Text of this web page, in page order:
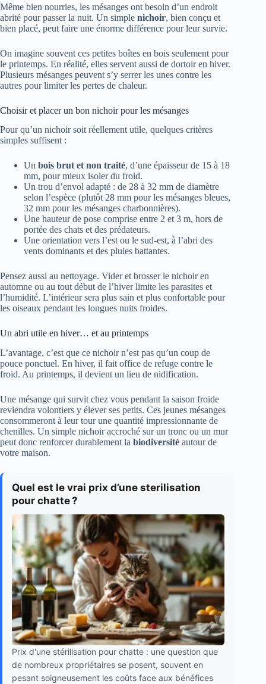
Même bien nourries, les mésanges ont besoin d’un endroit
abrité pour passer la nuit. Un simple nichoir, bien conçu et
bien placé, peut faire une énorme différence pour leur survie.
On imagine souvent ces petites boîtes en bois seulement pour
le printemps. En réalité, elles servent aussi de dortoir en hiver.
Plusieurs mésanges peuvent s’y serrer les unes contre les
autres pour limiter les pertes de chaleur.
Choisir et placer un bon nichoir pour les mésanges
Pour qu’un nichoir soit réellement utile, quelques critères
simples suffisent :
Un bois brut et non traité, d’une épaisseur de 15 à 18
mm, pour mieux isoler du froid.
Un trou d’envol adapté : de 28 à 32 mm de diamètre
selon l’espèce (plutôt 28 mm pour les mésanges bleues,
32 mm pour les mésanges charbonnières).
Une hauteur de pose comprise entre 2 et 3 m, hors de
portée des chats et des prédateurs.
Une orientation vers l’est ou le sud-est, à l’abri des
vents dominants et des pluies battantes.
Pensez aussi au nettoyage. Vider et brosser le nichoir en
automne ou au tout début de l’hiver limite les parasites et
l’humidité. L’intérieur sera plus sain et plus confortable pour
les oiseaux pendant les longues nuits froides.
Un abri utile en hiver… et au printemps
L’avantage, c’est que ce nichoir n’est pas qu’un coup de
pouce ponctuel. En hiver, il fait office de refuge contre le
froid. Au printemps, il devient un lieu de nidification.
Une mésange qui survit chez vous pendant la saison froide
reviendra volontiers y élever ses petits. Ces jeunes mésanges
consommeront à leur tour une quantité impressionnante de
chenilles. Un simple nichoir accroché sur un tronc ou un mur
peut donc renforcer durablement la biodiversité autour de
votre maison.
Quel est le vrai prix d’une sterilisation
pour chatte ?
Prix d'une stérilisation pour chatte : une question que
de nombreux propriétaires se posent, souvent en
pesant soigneusement les coûts face aux bénéfices